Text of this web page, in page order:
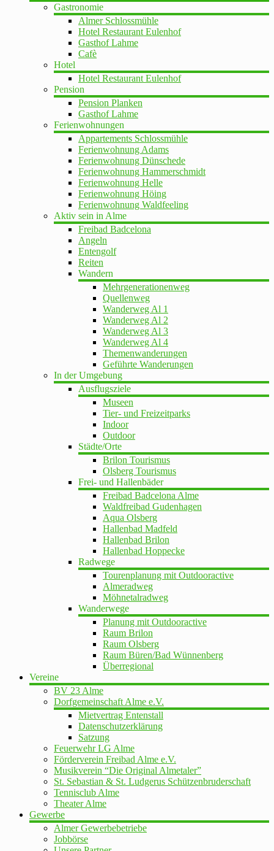
Gastronomie
Almer Schlossmühle
Hotel Restaurant Eulenhof
Gasthof Lahme
Cafè
Hotel
Hotel Restaurant Eulenhof
Pension
Pension Planken
Gasthof Lahme
Ferienwohnungen
Appartements Schlossmühle
Ferienwohnung Adams
Ferienwohnung Dünschede
Ferienwohnung Hammerschmidt
Ferienwohnung Helle
Ferienwohnung Höing
Ferienwohnung Waldfeeling
Aktiv sein in Alme
Freibad Badcelona
Angeln
Entengolf
Reiten
Wandern
Mehrgenerationenweg
Quellenweg
Wanderweg Al 1
Wanderweg Al 2
Wanderweg Al 3
Wanderweg Al 4
Themenwanderungen
Geführte Wanderungen
In der Umgebung
Ausflugsziele
Museen
Tier- und Freizeitparks
Indoor
Outdoor
Städte/Orte
Brilon Tourismus
Olsberg Tourismus
Frei- und Hallenbäder
Freibad Badcelona Alme
Waldfreibad Gudenhagen
Aqua Olsberg
Hallenbad Madfeld
Hallenbad Brilon
Hallenbad Hoppecke
Radwege
Tourenplanung mit Outdooractive
Almeradweg
Möhnetalradweg
Wanderwege
Planung mit Outdooractive
Raum Brilon
Raum Olsberg
Raum Büren/Bad Wünnenberg
Überregional
Vereine
BV 23 Alme
Dorfgemeinschaft Alme e.V.
Mietvertrag Entenstall
Datenschutzerklärung
Satzung
Feuerwehr LG Alme
Förderverein Freibad Alme e.V.
Musikverein “Die Original Almetaler”
St. Sebastian & St. Ludgerus Schützenbruderschaft
Tennisclub Alme
Theater Alme
Gewerbe
Almer Gewerbebetriebe
Jobbörse